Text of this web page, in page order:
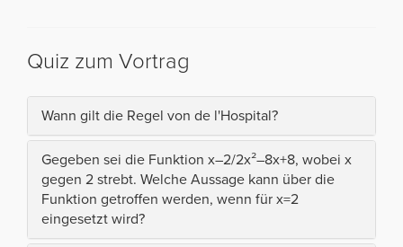
Quiz zum Vortrag
Wann gilt die Regel von de l'Hospital?
Gegeben sei die Funktion x–2/2x²–8x+8, wobei x
gegen 2 strebt. Welche Aussage kann über die
Funktion getroffen werden, wenn für x=2
eingesetzt wird?